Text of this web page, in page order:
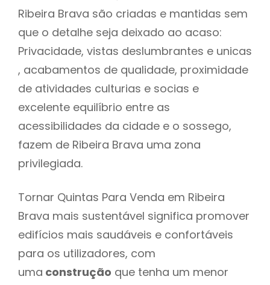
Ribeira Brava são criadas e mantidas sem
que o detalhe seja deixado ao acaso:
Privacidade, vistas deslumbrantes e unicas
, acabamentos de qualidade, proximidade
de atividades culturias e socias e
excelente equilíbrio entre as
acessibilidades da cidade e o sossego,
fazem de Ribeira Brava uma zona
privilegiada.
Tornar Quintas Para Venda em Ribeira
Brava mais sustentável significa promover
edifícios mais saudáveis e confortáveis
para os utilizadores, com
uma construção que tenha um menor